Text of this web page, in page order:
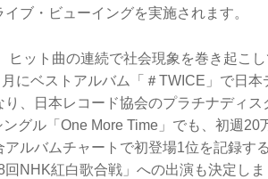
ブ・ビューイングを実施されます。
ヒット曲の連続で社会現象を巻き起こ
にベストアルバム「＃TWICE」で日
、日本レコード協会のプラチナディ
グル「One More Time」でも、初週20
ルバムチャートで初登場1位を記録す
NHK紅白歌合戦」への出演も決定し